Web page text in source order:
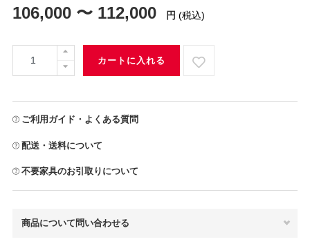
106,000 〜 112,000 円 (税込)
カートに入れる
ご利用ガイド・よくある質問
配送・送料について
不要家具のお引取りについて
商品について問い合わせる